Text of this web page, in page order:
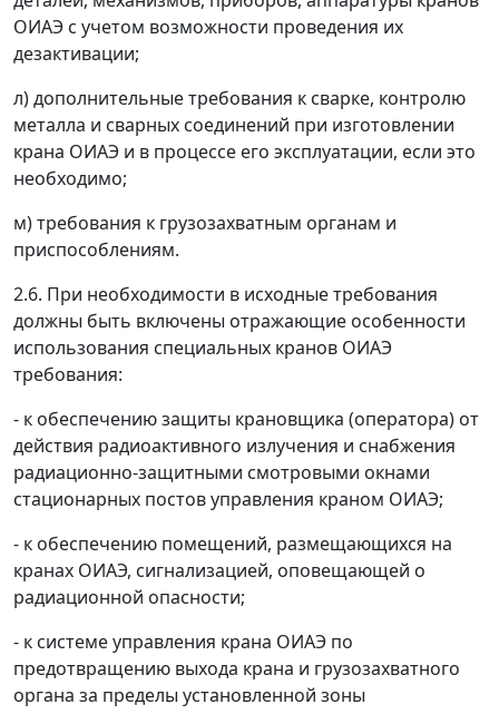
ОИАЭ с учетом возможности проведения их
дезактивации;
л) дополнительные требования к сварке, контролю
металла и сварных соединений при изготовлении
крана ОИАЭ и в процессе его эксплуатации, если это
необходимо;
м) требования к грузозахватным органам и
приспособлениям.
2.6. При необходимости в исходные требования
должны быть включены отражающие особенности
использования специальных кранов ОИАЭ
требования:
- к обеспечению защиты крановщика (оператора) от
действия радиоактивного излучения и снабжения
радиационно-защитными смотровыми окнами
стационарных постов управления краном ОИАЭ;
- к обеспечению помещений, размещающихся на
кранах ОИАЭ, сигнализацией, оповещающей о
радиационной опасности;
- к системе управления крана ОИАЭ по
предотвращению выхода крана и грузозахватного
органа за пределы установленной зоны